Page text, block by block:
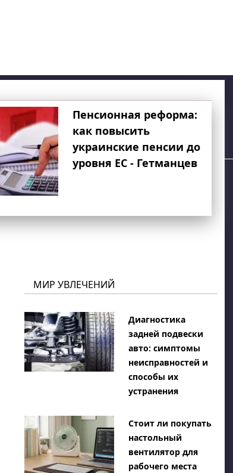
Пенсионная реформа:
как повысить
украинские пенсии до
уровня ЕС - Гетманцев
МИР УВЛЕЧЕНИЙ
Диагностика
задней подвески
авто: симптомы
неисправностей и
способы их
устранения
Стоит ли покупать
настольный
вентилятор для
рабочего места